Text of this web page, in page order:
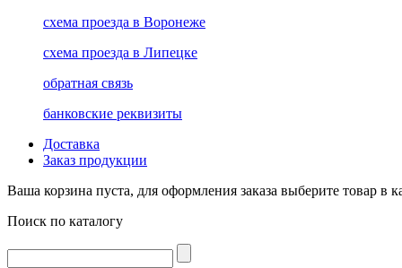
схема проезда в Воронеже
схема проезда в Липецке
обратная связь
банковские реквизиты
Доставка
Заказ продукции
Ваша корзина пуста, для оформления заказа выберите товар в
Поиск по каталогу